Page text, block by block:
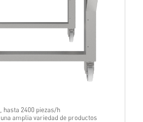
hasta 2400 piezas/h
amplia variedad de productos